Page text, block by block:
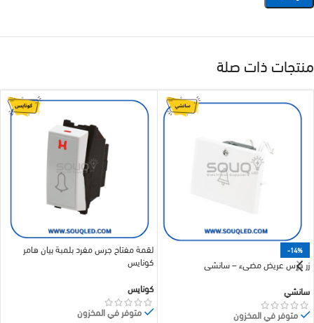
منتجات ذات صلة
-14%
زر جرس عريض مضيء – سانشي
سانشي
متوفر في المخزون
لقمة مفتاح جرس مفرد بلمبة بيان هامر
كونايس
كونايس
متوفر في المخزون